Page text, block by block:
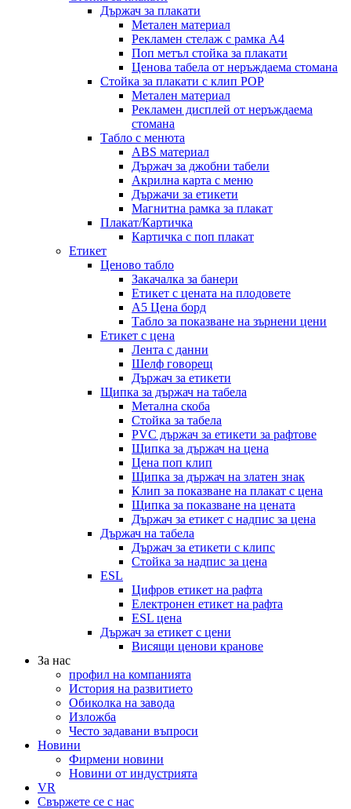
Държач за плакати
Метален материал
Рекламен стелаж с рамка А4
Поп метъл стойка за плакати
Ценова табела от неръждаема стомана
Стойка за плакати с клип POP
Метален материал
Рекламен дисплей от неръждаема
стомана
Табло с менюта
ABS материал
Държач за джобни табели
Акрилна карта с меню
Държачи за етикети
Магнитна рамка за плакат
Плакат/Картичка
Картичка с поп плакат
Етикет
Ценово табло
Закачалка за банери
Етикет с цената на плодовете
A5 Цена борд
Табло за показване на зърнени цени
Етикет с цена
Лента с данни
Шелф говорещ
Държач за етикети
Щипка за държач на табела
Метална скоба
Стойка за табела
PVC държач за етикети за рафтове
Щипка за държач на цена
Цена поп клип
Щипка за държач на златен знак
Клип за показване на плакат с цена
Щипка за показване на цената
Държач за етикет с надпис за цена
Държач на табела
Държач за етикети с клипс
Стойка за надпис за цена
ESL
Цифров етикет на рафта
Електронен етикет на рафта
ESL цена
Държач за етикет с цени
Висящи ценови кранове
За нас
профил на компанията
История на развитието
Обиколка на завода
Изложба
Често задавани въпроси
Новини
Фирмени новини
Новини от индустрията
VR
Свържете се с нас